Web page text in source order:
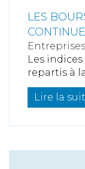
LES
Entreprises
Les
repartis à
Lire la